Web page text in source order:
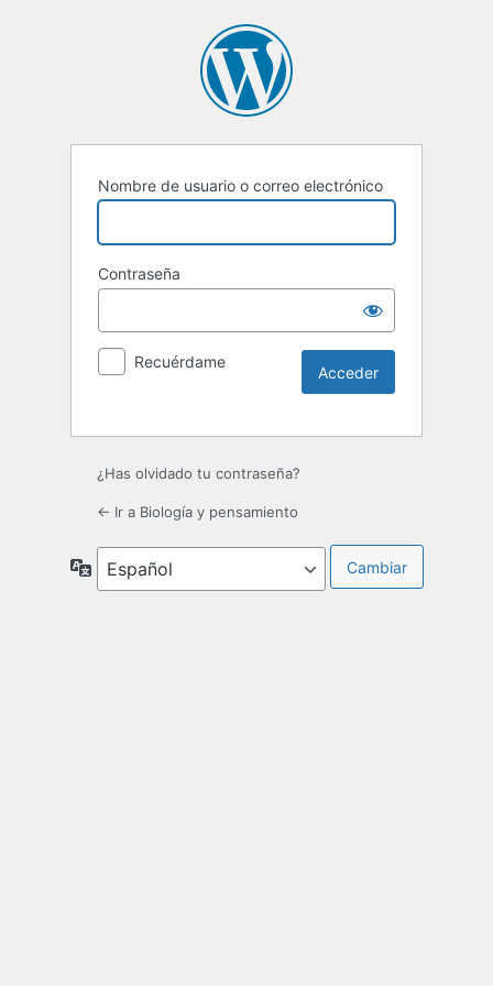
Nombre de usuario o correo electrónico
Contraseña
Recuérdame
¿Has olvidado tu contraseña?
← Ir a Biología y pensamiento
Idioma